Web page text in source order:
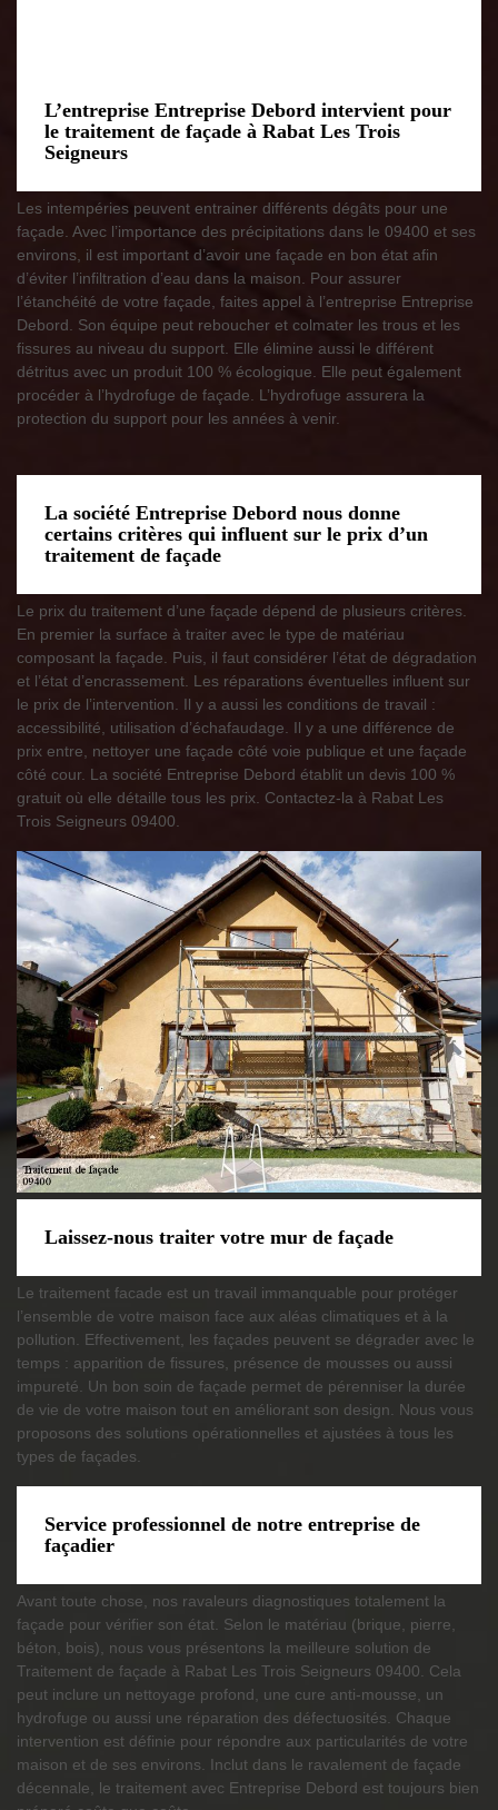
L’entreprise Entreprise Debord intervient pour
le traitement de façade à Rabat Les Trois
Seigneurs
Les intempéries peuvent entrainer différents dégâts pour une
façade. Avec l’importance des précipitations dans le 09400 et ses
environs, il est important d’avoir une façade en bon état afin
d’éviter l’infiltration d’eau dans la maison. Pour assurer
l’étanchéité de votre façade, faites appel à l’entreprise Entreprise
Debord. Son équipe peut reboucher et colmater les trous et les
fissures au niveau du support. Elle élimine aussi le différent
détritus avec un produit 100 % écologique. Elle peut également
procéder à l’hydrofuge de façade. L’hydrofuge assurera la
protection du support pour les années à venir.
La société Entreprise Debord nous donne
certains critères qui influent sur le prix d’un
traitement de façade
Le prix du traitement d’une façade dépend de plusieurs critères.
En premier la surface à traiter avec le type de matériau
composant la façade. Puis, il faut considérer l’état de dégradation
et l’état d’encrassement. Les réparations éventuelles influent sur
le prix de l’intervention. Il y a aussi les conditions de travail :
accessibilité, utilisation d’échafaudage. Il y a une différence de
prix entre, nettoyer une façade côté voie publique et une façade
côté cour. La société Entreprise Debord établit un devis 100 %
gratuit où elle détaille tous les prix. Contactez-la à Rabat Les
Trois Seigneurs 09400.
Laissez-nous traiter votre mur de façade
Le traitement facade est un travail immanquable pour protéger
l’ensemble de votre maison face aux aléas climatiques et à la
pollution. Effectivement, les façades peuvent se dégrader avec le
temps : apparition de fissures, présence de mousses ou aussi
impureté. Un bon soin de façade permet de pérenniser la durée
de vie de votre maison tout en améliorant son design. Nous vous
proposons des solutions opérationnelles et ajustées à tous les
types de façades.
Service professionnel de notre entreprise de
façadier
Avant toute chose, nos ravaleurs diagnostiques totalement la
façade pour vérifier son état. Selon le matériau (brique, pierre,
béton, bois), nous vous présentons la meilleure solution de
Traitement de façade à Rabat Les Trois Seigneurs 09400. Cela
peut inclure un nettoyage profond, une cure anti-mousse, un
hydrofuge ou aussi une réparation des défectuosités. Chaque
intervention est définie pour répondre aux particularités de votre
maison et de ses environs. Inclut dans le ravalement de façade
décennale, le traitement avec Entreprise Debord est toujours bien